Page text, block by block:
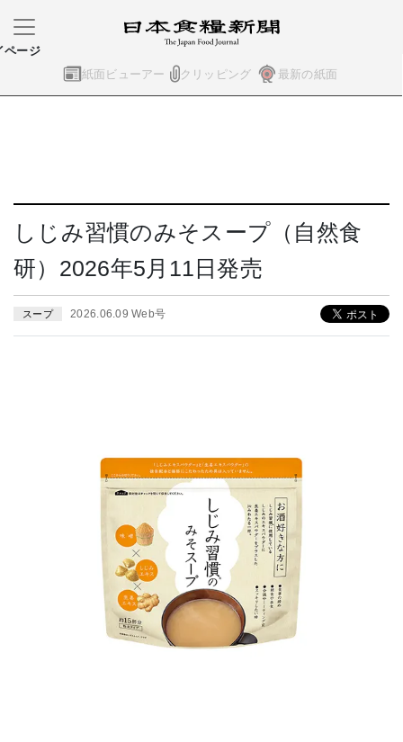
紙面ビューアー クリッピング 最新の紙面
ページ
しじみ習慣のみそスープ（自然食
研）2026年5月11日発売
スープ 2026.06.09 Web号